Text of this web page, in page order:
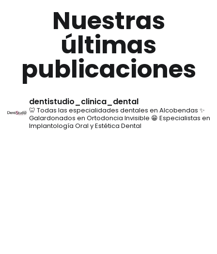
Nuestras
últimas
publicaciones
dentistudio_clinica_dental
🦷 Todas las especialidades dentales en Alcobendas ✨
Galardonados en Ortodoncia Invisible 😁 Especialistas en
Implantología Oral y Estética Dental